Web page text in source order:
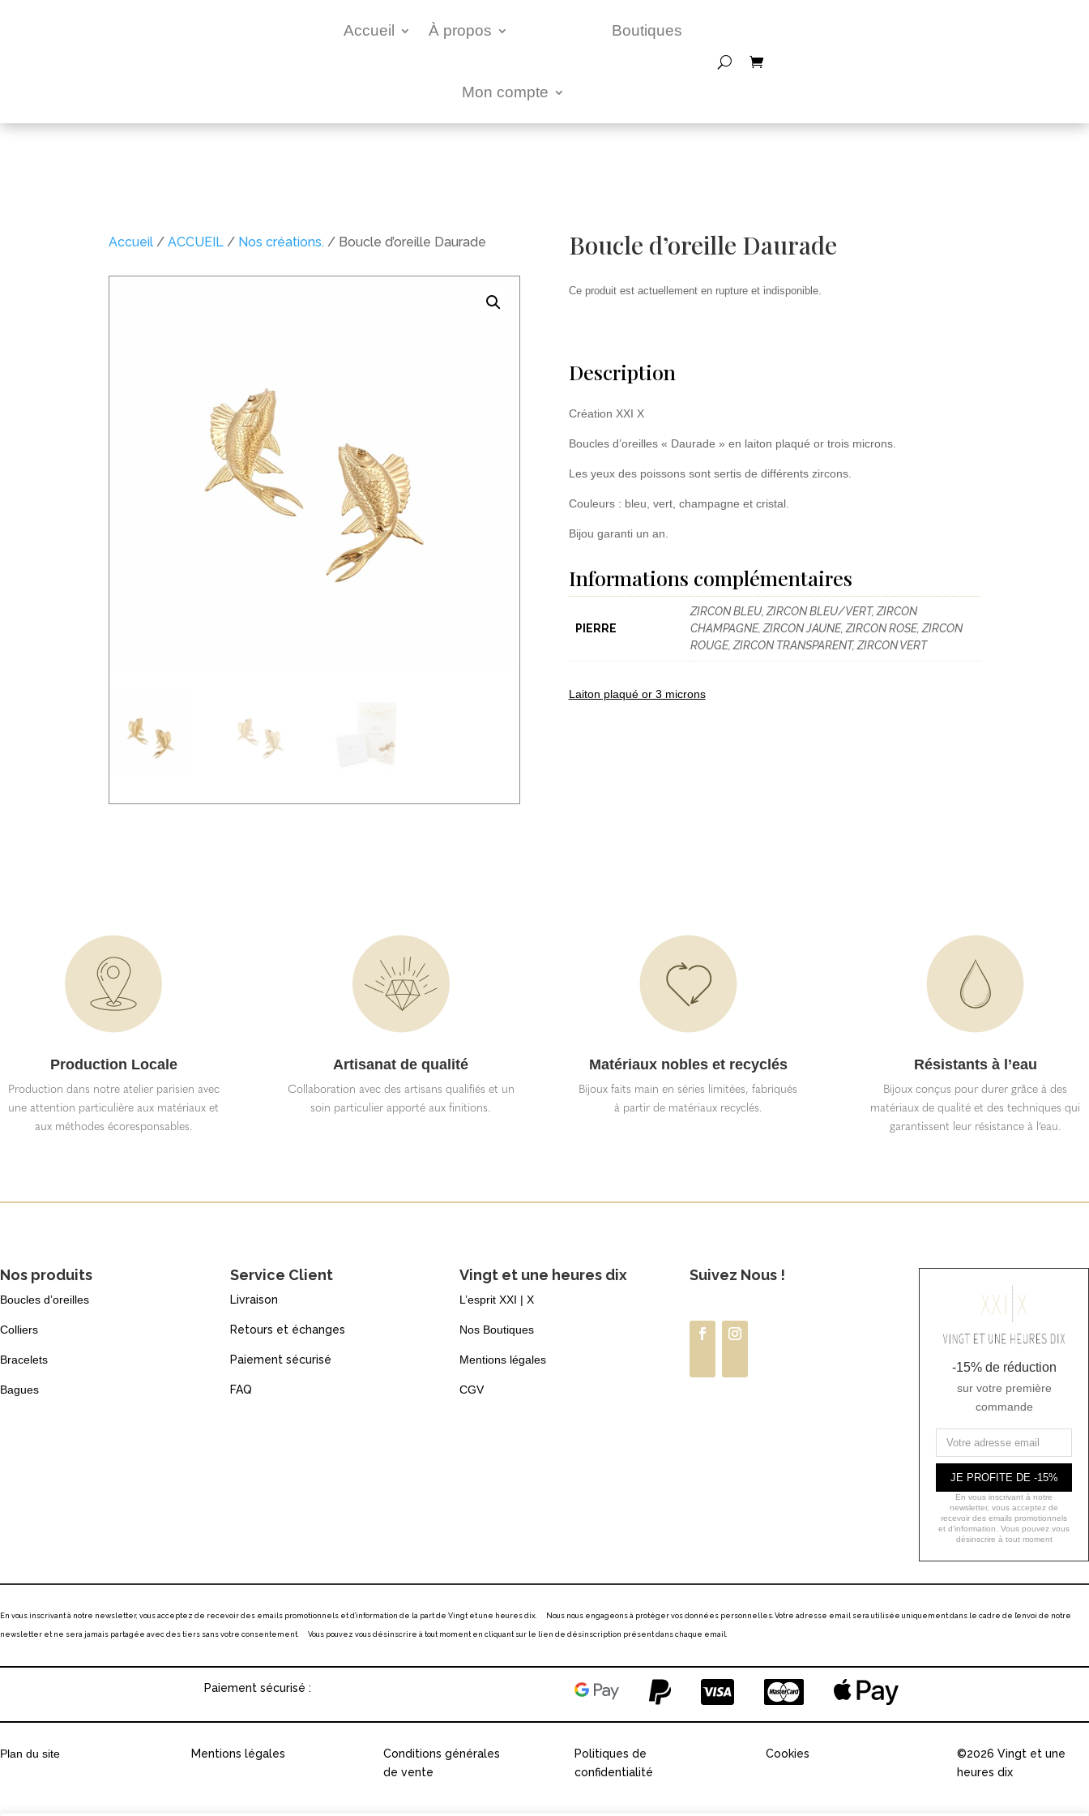
Accueil À propos Boutiques
Mon compte
Accueil /ACCUEIL / Nos créations. / Boucle d’oreille Daurade Boucle d’oreille Daurade
Ce produit est actuellement en rupture et indisponible.
Description
Création XXI X
Boucles d’oreilles « Daurade » en laiton plaqué or trois microns.
Les yeux des poissons sont sertis de différents zircons.
Couleurs : bleu, vert, champagne et cristal.
Bijou garanti un an.
Informations complémentaires
PIERRE
ZIRCON BLEU, ZIRCON BLEU/VERT, ZIRCON
CHAMPAGNE, ZIRCON JAUNE, ZIRCON ROSE, ZIRCON
ROUGE, ZIRCON TRANSPARENT, ZIRCON VERT
Laiton plaqué or 3 microns
Production Locale
Production dans notre atelier parisien avec
une attention particulière aux matériaux et
aux méthodes écoresponsables.
Artisanat de qualité
Collaboration avec des artisans qualifiés et un
soin particulier apporté aux finitions.
Matériaux nobles et recyclés
Bijoux faits main en séries limitées, fabriqués
à partir de matériaux recyclés.
Résistants à l’eau
Bijoux conçus pour durer grâce à des
matériaux de qualité et des techniques qui
garantissent leur résistance à l’eau.
Nos produits
Boucles d’oreilles
Colliers
Bracelets
Bagues
Service Client
Livraison
Retours et échanges
Paiement sécurisé
FAQ
Vingt et une heures dix
L’esprit XXI | X
Nos Boutiques
Mentions légales
CGV
Suivez Nous !
-15% de réduction
sur votre première
commande
JE PROFITE DE -15%
En vous inscrivant à notre
newsletter, vous acceptez de
recevoir des emails promotionnels
et d'information. Vous pouvez vous
désinscrire à tout moment
En vous inscrivant à notre newsletter, vous acceptez de recevoir des emails promotionnels et d’information de la part de Vingt et une heures dix. Nous nous engageons à protéger vos données personnelles. Votre adresse email sera utilisée uniquement dans le cadre de l’envoi de notre
newsletter et ne sera jamais partagée avec des tiers sans votre consentement. Vous pouvez vous désinscrire à tout moment en cliquant sur le lien de désinscription présent dans chaque email.
Paiement sécurisé :
Plan du site Mentions légales
Conditions générales
de vente
Politiques de
confidentialité
Cookies
©2026 Vingt et une
heures dix